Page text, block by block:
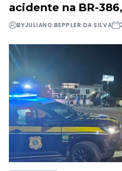
acidente na BR-
BYJULIANO BEPPLER DA SILVA